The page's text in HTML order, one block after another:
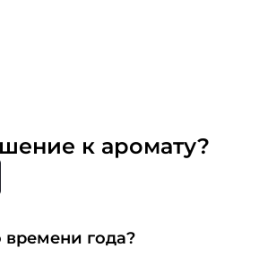
к аромату?
времени года?